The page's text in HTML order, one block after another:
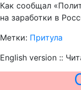
Как сообщал
на заработки в
Метки: Притула
English version ::